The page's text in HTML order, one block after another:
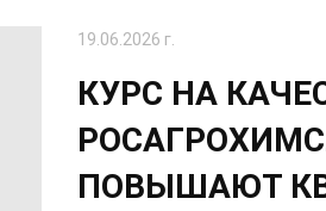
19.06.2026 г.
КУРС НА
ПОВЫШАЮТ